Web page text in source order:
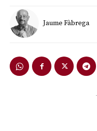
Jaume Fàbrega